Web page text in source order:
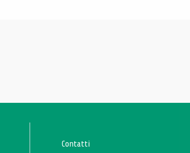
Contatti